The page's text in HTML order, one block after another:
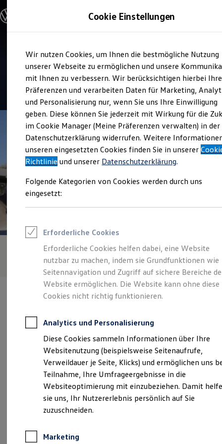
Hauptinhalt
springen
Footer
springen
Modelle und Konfigurator
Modelle vergleichen
Elektroautos
ENERGY Sondermodelle
Nutzfahrzeuge
SUV und CUV
Familienautos
Kombis
Kompaktwagen
Sportwagen
Schnell verfügbare Fahrzeuge
Angebote und Produkte
Aktuelle Angebote
E-Auto-Förderung
Volkswagen Marktplatz
Junge Gebrauchtwagen und Gebrauchtwagen
Volkswagen Zertifizierte Gebrauchtwagen
Zubehör- und Serviceangebote
Leasing
Leasing-Angebote
Gebrauchtwagen Leasing
Junge Gebrauchtwagen-Leasing
Elektroauto Leasing
Kleinwagen-Leasing
Leasing ohne Anzahlung
Finanzierung
Kfz-Versicherung
Restschuldversicherungen
Garantien
Wartungsverträge
Geschäftskunden
Professional Class bei Volkswagen
Großkunden
Behörden
Direktkunden
Sonderfahrzeuge
Anpfiff zum Gewinn
Elektroautos
ID. Tutorials
Verkauf und Service
Autoschmitt Idstein
4.7| 282 Bewertungen
Verantwortlich für die Inhalte auf dieser Seite ist die AUTOSCHMITT
IDSTEIN GmbH ( Impressum & Rechtliches)
Black & Decker Straße 5-7, 65510 Idstein
Montag- Freitag
Cookie Einstellungen
Wir nutzen Cookies, um Ihnen die bestmögliche Nutzung
unserer Webseite zu ermöglichen und unsere
mit Ihnen zu verbessern. Wir berücksichtigen hierbei Ihre
Präferenzen und verarbeiten Daten für Marketing,
und Personalisierung nur, wenn Sie uns Ihre Einwilligung
geben. Diese können Sie jederzeit mit Wirkung für die
im Cookie Manager (Meine Präferenzen verwalten) in der
Datenschutzerklärung widerrufen. Weitere
unseren eingesetzten Cookies finden Sie in unserer
Richtlinie und unserer Datenschutzerklärung.
Folgende Kategorien von Cookies werden durch uns
eingesetzt:
Erforderliche Cookies
Erforderliche Cookies helfen dabei, eine Website
nutzbar zu machen, indem sie Grundfunktionen wie
Seitennavigation und Zugriff auf sichere Bereiche
Website ermöglichen. Die Website kann ohne diese
Cookies nicht richtig funktionieren.
Analytics und Personalisierung
Diese Cookies sammeln Informationen über Ihre
Websitenutzung (beispielsweise Seitenaufrufe,
Verweildauer je Seite, Klicks) und ermöglichen uns
Teilnahme, Ihre Umfrageergebnisse in die
Websiteoptimierung mit einzubeziehen. Damit
sie uns, Ihr Nutzererlebnis persönlich auf Sie
zuzuschneiden.
Marketing